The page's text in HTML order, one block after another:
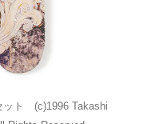
ット (c)1996 Takashi